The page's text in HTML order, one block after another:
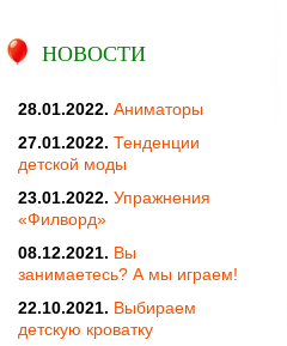
НОВОСТИ
28.01.2022. Аниматоры
27.01.2022. Тенденции
детской моды
23.01.2022. Упражнения
«Филворд»
08.12.2021. Вы
занимаетесь? А мы играем!
22.10.2021. Выбираем
детскую кроватку